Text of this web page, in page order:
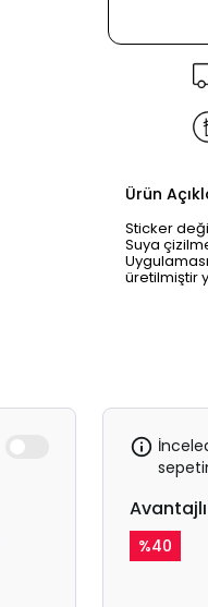
Ürün
Sticker
Suya
üretilmiştir
%40